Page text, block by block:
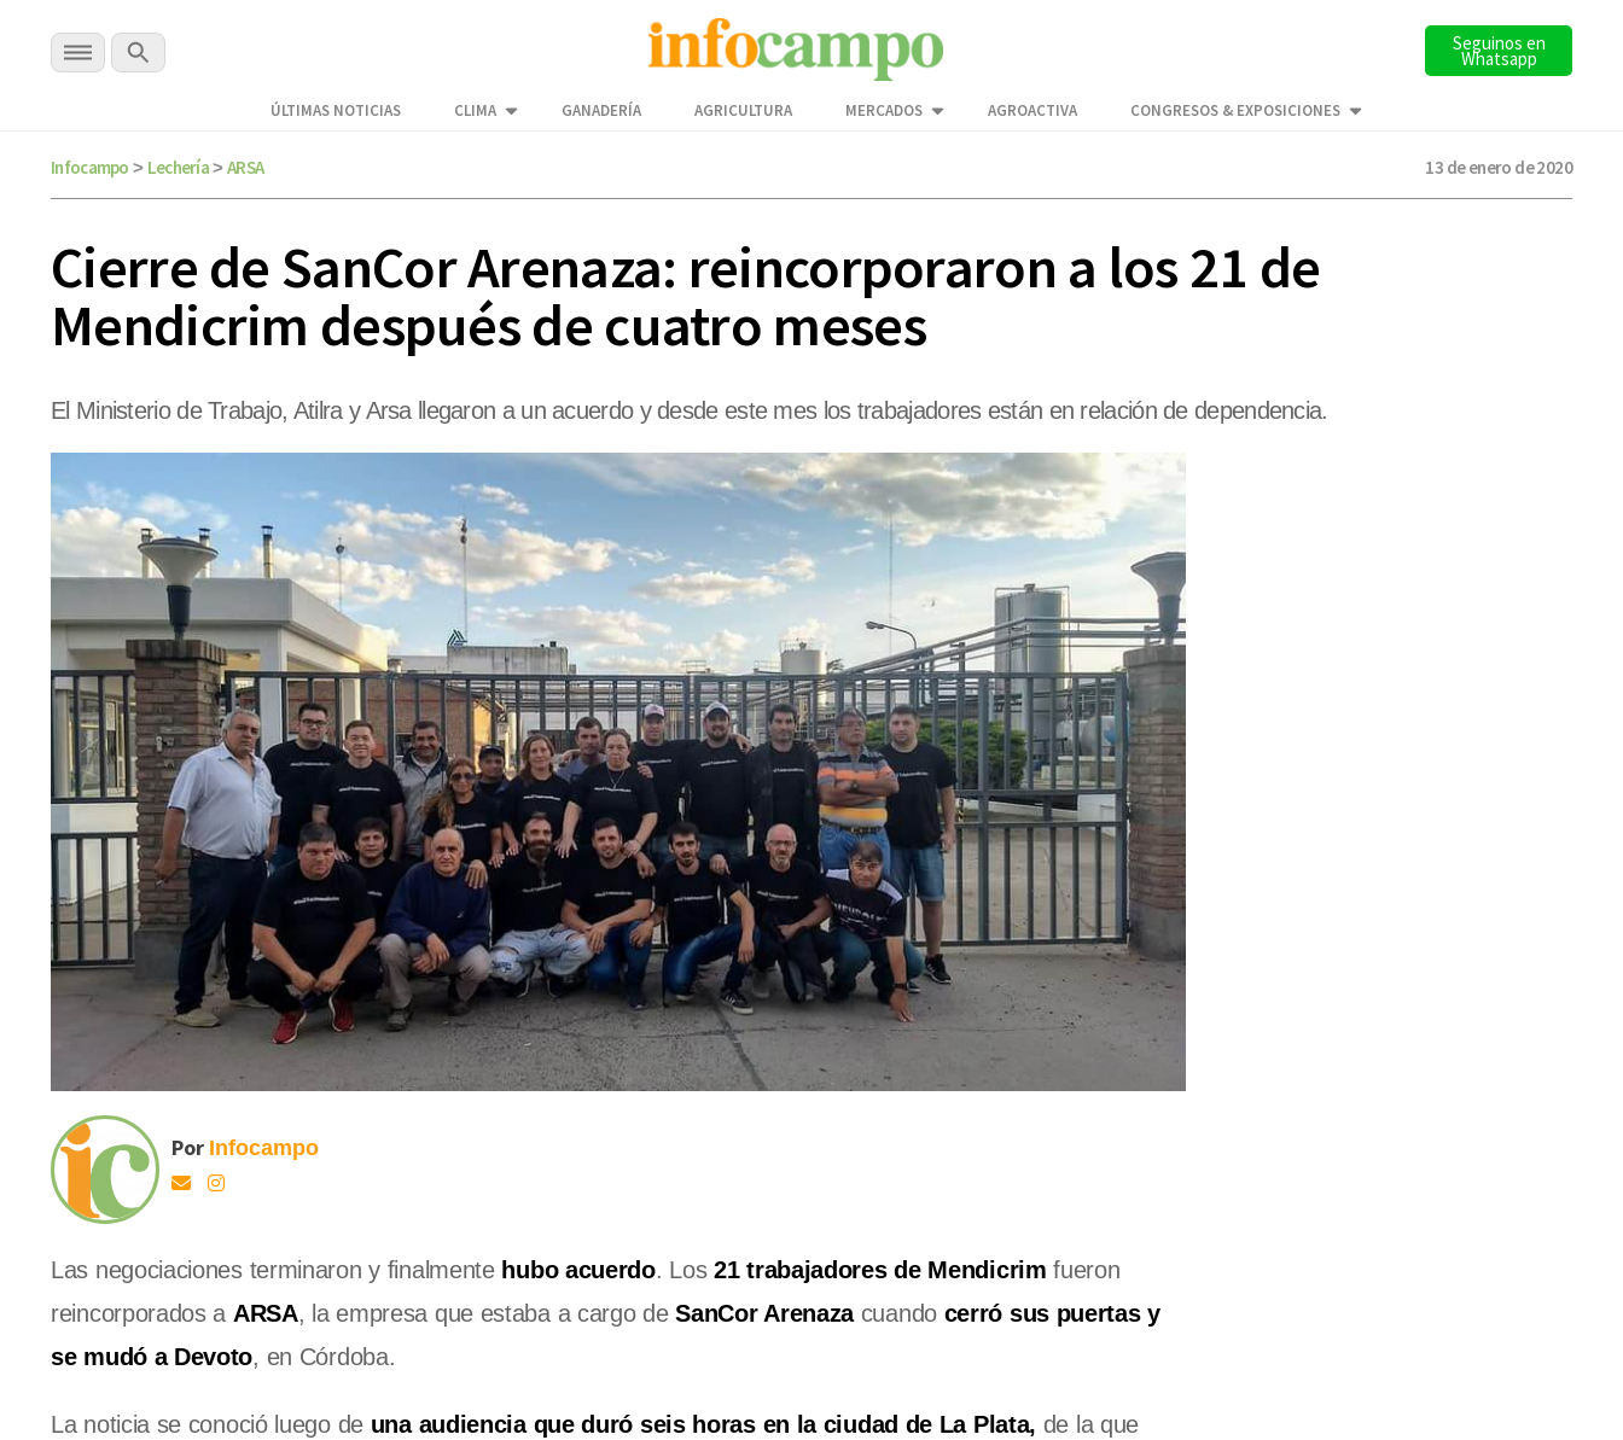
Seguinos en
Whatsapp
ÚLTIMAS NOTICIAS CLIMA GANADERÍA AGRICULTURA MERCADOS AGROACTIVA CONGRESOS & EXPOSICIONES
Infocampo > Lechería> ARSA 13 de enero de 2020
Cierre de SanCor Arenaza: reincorporaron a los 21 de
Mendicrim después de cuatro meses
El Ministerio de Trabajo, Atilra y Arsa llegaron a un acuerdo y desde este mes los trabajadores están en relación de dependencia.
Por Infocampo
Las negociaciones terminaron y finalmente hubo acuerdo. Los21 trabajadores de Mendicrim fueron
reincorporados a ARSA, la empresa que estaba a cargo deSanCor Arenazacuando cerró sus puertas y
se mudó a Devoto, en Córdoba.
La noticia se conoció luego de una audiencia que duró seis horas en la ciudad de La Plata, de la que